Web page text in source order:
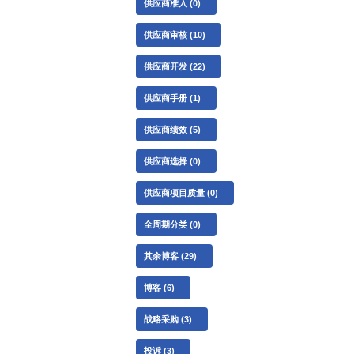
供应商准入 (0)
供应商审核 (10)
供应商开发 (22)
供应商手册 (1)
供应商绩效 (5)
供应商选择 (0)
供应商项目质量 (0)
全周期分类 (0)
其余博客 (29)
博客 (6)
战略采购 (3)
投诉 (3)